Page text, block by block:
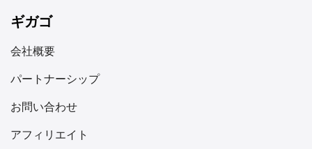
ギガゴ
会社概要
パートナーシップ
お問い合わせ
アフィリエイト